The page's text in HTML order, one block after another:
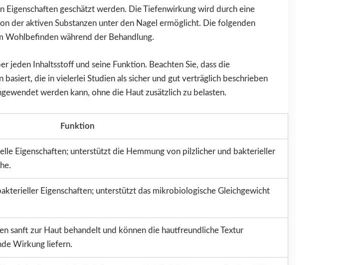
geschätzt werden. Die Tiefenwirkung wird durch eine
der aktiven Substanzen unter den Nagel ermöglicht. Die folgenden
Wohlbefinden während der Behandlung.
jeden Inhaltsstoff und seine Funktion. Beachten Sie, dass die
die in vielerlei Studien als sicher und gut verträglich beschrieben
werden kann, ohne die Haut zusätzlich zu belasten.
Funktion
Eigenschaften; unterstützt die Hemmung von pilzlicher und bakterieller
Eigenschaften; unterstützt das mikrobiologische Gleichgewicht
sanft zur Haut behandelt und können die hautfreundliche Textur
Wirkung liefern.